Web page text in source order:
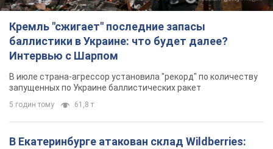
Кремль "сжигает" последние запасы
баллистики в Украине: что будет далее?
Интервью с Шарпом
В июле страна-агрессор установила "рекорд" по количеству
запущенных по Украине баллистических ракет
5 годин тому 61,8 т.
В Екатеринбурге атакован склад Wildberries: